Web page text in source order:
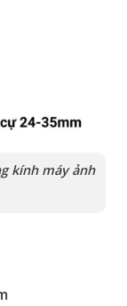
kính máy ảnh